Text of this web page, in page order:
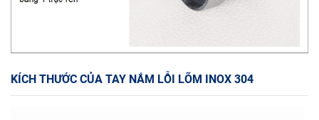
KÍCH THƯỚC CỦA TAY NẮM LỖI LÕM INOX 304